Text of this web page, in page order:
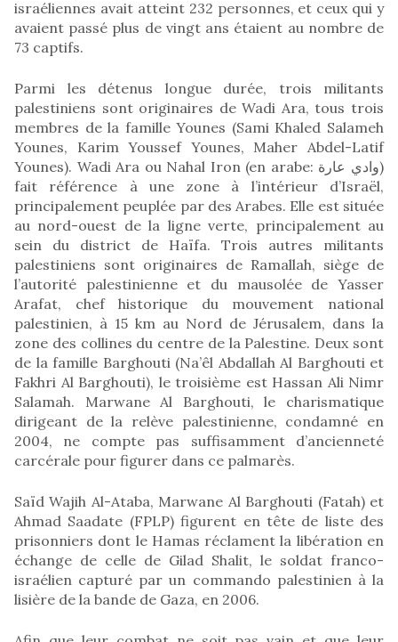
israéliennes avait atteint 232 personnes, et ceux qui y
avaient passé plus de vingt ans étaient au nombre de
73 captifs.
Parmi les détenus longue durée, trois militants
palestiniens sont originaires de Wadi Ara, tous trois
membres de la famille Younes (Sami Khaled Salameh
Younes, Karim Youssef Younes, Maher Abdel-Latif
Younes). Wadi Ara ou Nahal Iron (en arabe: وادي عارة)
fait référence à une zone à l’intérieur d’Israël,
principalement peuplée par des Arabes. Elle est située
au nord-ouest de la ligne verte, principalement au
sein du district de Haïfa. Trois autres militants
palestiniens sont originaires de Ramallah, siège de
l’autorité palestinienne et du mausolée de Yasser
Arafat, chef historique du mouvement national
palestinien, à 15 km au Nord de Jérusalem, dans la
zone des collines du centre de la Palestine. Deux sont
de la famille Barghouti (Na’êl Abdallah Al Barghouti et
Fakhri Al Barghouti), le troisième est Hassan Ali Nimr
Salamah. Marwane Al Barghouti, le charismatique
dirigeant de la relève palestinienne, condamné en
2004, ne compte pas suffisamment d’ancienneté
carcérale pour figurer dans ce palmarès.
Saïd Wajih Al-Ataba, Marwane Al Barghouti (Fatah) et
Ahmad Saadate (FPLP) figurent en tête de liste des
prisonniers dont le Hamas réclament la libération en
échange de celle de Gilad Shalit, le soldat franco-
israélien capturé par un commando palestinien à la
lisière de la bande de Gaza, en 2006.